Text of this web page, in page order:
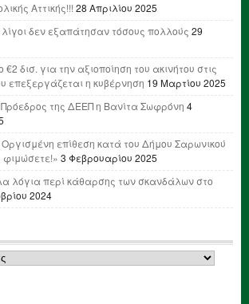
Αττικής!!! 28 Απριλίου 2025
λίγοι δεν εξαπάτησαν τόσους πολλούς 29
€2 δισ. για την αξιοποίηση του ακινήτου στις
επεξεργάζεται η κυβέρνηση 19 Μαρτίου 2025
της ΔΕΕΠ η Βανίτα Σωφρόνη 4
επίθεση κατά του Δήμου Σαρωνικού
3 Φεβρουαρίου 2025
λόγια περί κάθαρσης των σκανδάλων στο
2024